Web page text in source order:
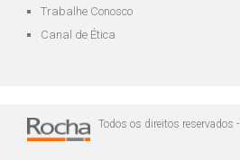
Trabalhe Conosco
Canal de Ética
Todos os direitos reservados